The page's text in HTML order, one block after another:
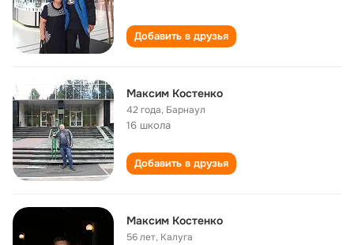
Добавить в друзья
Максим Костенко
42 года, Барнаул
16 школа
Добавить в друзья
Максим Костенко
56 лет, Калуга